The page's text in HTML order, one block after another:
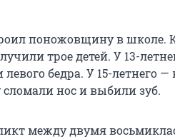
поножовщину в школе.
трое детей. У 13-
бедра. У 15-летнего
сломали нос и выбили зуб.
между двумя